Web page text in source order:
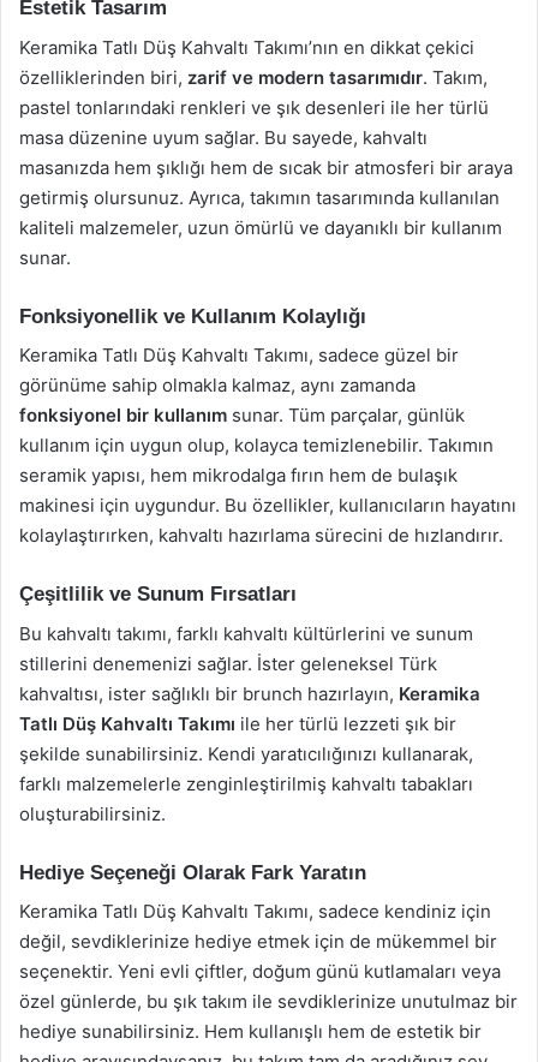
Estetik Tasarım
Keramika Tatlı Düş Kahvaltı Takımı’nın en dikkat çekici
özelliklerinden biri, zarif ve modern tasarımıdır. Takım,
pastel tonlarındaki renkleri ve şık desenleri ile her türlü
masa düzenine uyum sağlar. Bu sayede, kahvaltı
masanızda hem şıklığı hem de sıcak bir atmosferi bir araya
getirmiş olursunuz. Ayrıca, takımın tasarımında kullanılan
kaliteli malzemeler, uzun ömürlü ve dayanıklı bir kullanım
sunar.
Fonksiyonellik ve Kullanım Kolaylığı
Keramika Tatlı Düş Kahvaltı Takımı, sadece güzel bir
görünüme sahip olmakla kalmaz, aynı zamanda
fonksiyonel bir kullanım sunar. Tüm parçalar, günlük
kullanım için uygun olup, kolayca temizlenebilir. Takımın
seramik yapısı, hem mikrodalga fırın hem de bulaşık
makinesi için uygundur. Bu özellikler, kullanıcıların hayatını
kolaylaştırırken, kahvaltı hazırlama sürecini de hızlandırır.
Çeşitlilik ve Sunum Fırsatları
Bu kahvaltı takımı, farklı kahvaltı kültürlerini ve sunum
stillerini denemenizi sağlar. İster geleneksel Türk
kahvaltısı, ister sağlıklı bir brunch hazırlayın, Keramika
Tatlı Düş Kahvaltı Takımı ile her türlü lezzeti şık bir
şekilde sunabilirsiniz. Kendi yaratıcılığınızı kullanarak,
farklı malzemelerle zenginleştirilmiş kahvaltı tabakları
oluşturabilirsiniz.
Hediye Seçeneği Olarak Fark Yaratın
Keramika Tatlı Düş Kahvaltı Takımı, sadece kendiniz için
değil, sevdiklerinize hediye etmek için de mükemmel bir
seçenektir. Yeni evli çiftler, doğum günü kutlamaları veya
özel günlerde, bu şık takım ile sevdiklerinize unutulmaz bir
hediye sunabilirsiniz. Hem kullanışlı hem de estetik bir